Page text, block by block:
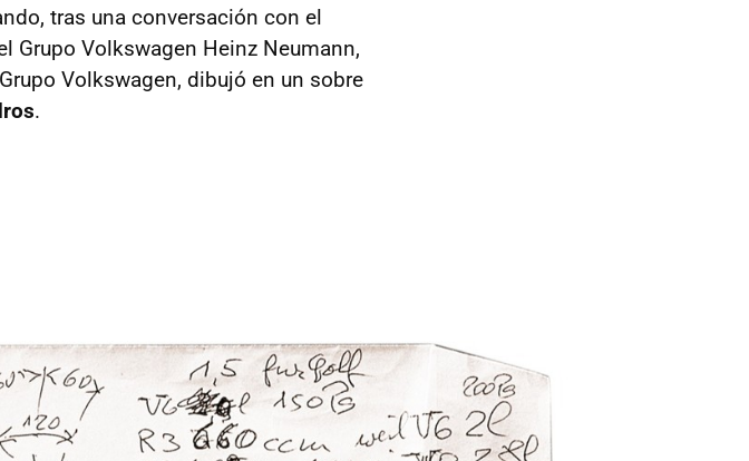
tras una conversación con el
Grupo Volkswagen Heinz Neumann,
Volkswagen, dibujó en un sobre
.